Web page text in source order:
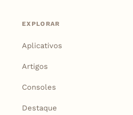
EXPLORAR
Aplicativos
Artigos
Consoles
Destaque